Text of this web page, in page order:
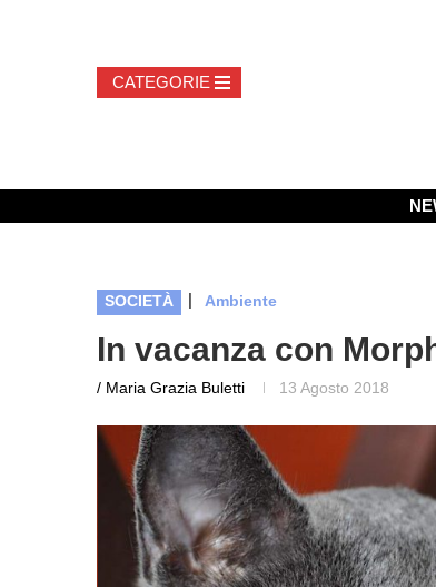
SOCIETÀ | Ambiente
In vacanza con
/ Maria Grazia Buletti 13 Agosto 2018